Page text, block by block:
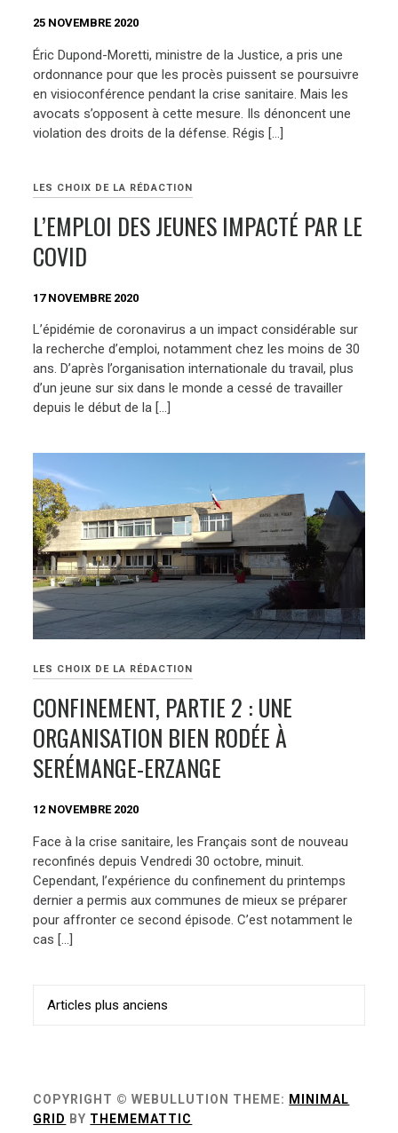
25 NOVEMBRE 2020
Éric Dupond-Moretti, ministre de la Justice, a pris une
ordonnance pour que les procès puissent se poursuivre
en visioconférence pendant la crise sanitaire. Mais les
avocats s’opposent à cette mesure. Ils dénoncent une
violation des droits de la défense. Régis […]
LES CHOIX DE LA RÉDACTION
L’EMPLOI DES JEUNES IMPACTÉ PAR LE
COVID
17 NOVEMBRE 2020
L’épidémie de coronavirus a un impact considérable sur
la recherche d’emploi, notamment chez les moins de 30
ans. D’après l’organisation internationale du travail, plus
d’un jeune sur six dans le monde a cessé de travailler
depuis le début de la […]
LES CHOIX DE LA RÉDACTION
CONFINEMENT, PARTIE 2 : UNE
ORGANISATION BIEN RODÉE À
SERÉMANGE-ERZANGE
12 NOVEMBRE 2020
Face à la crise sanitaire, les Français sont de nouveau
reconfinés depuis Vendredi 30 octobre, minuit.
Cependant, l’expérience du confinement du printemps
dernier a permis aux communes de mieux se préparer
pour affronter ce second épisode. C’est notamment le
cas […]
Navigation
des
Articles plus anciens
COPYRIGHT © WEBULLUTION THEME: MINIMAL
GRID BY THEMEMATTIC